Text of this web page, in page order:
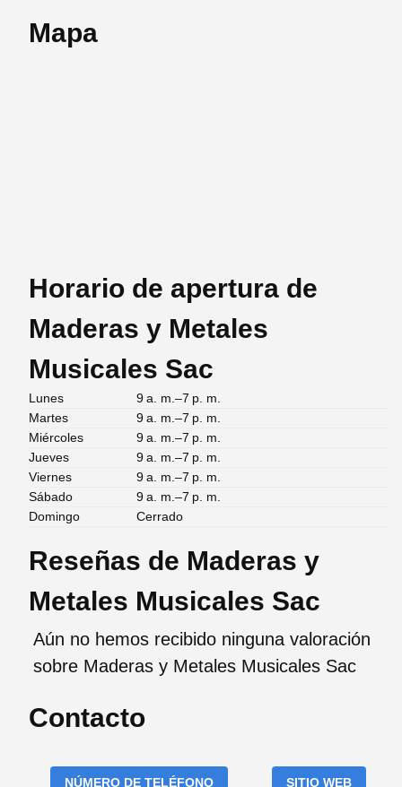
Mapa
Horario de apertura de
Maderas y Metales
Musicales Sac
Lunes
9 a. m.–7 p. m.
Martes
9 a. m.–7 p. m.
Miércoles
9 a. m.–7 p. m.
Jueves
9 a. m.–7 p. m.
Viernes
9 a. m.–7 p. m.
Sábado
9 a. m.–7 p. m.
Domingo
Cerrado
Reseñas de Maderas y
Metales Musicales Sac
Aún no hemos recibido ninguna valoración
sobre Maderas y Metales Musicales Sac
Contacto
NÚMERO DE TELÉFONO SITIO WEB